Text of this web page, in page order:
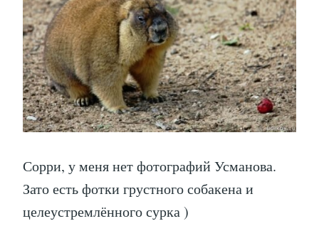
Сорри, у меня нет фотографий Усманова.
Зато есть фотки грустного собакена и
целеустремлённого сурка )